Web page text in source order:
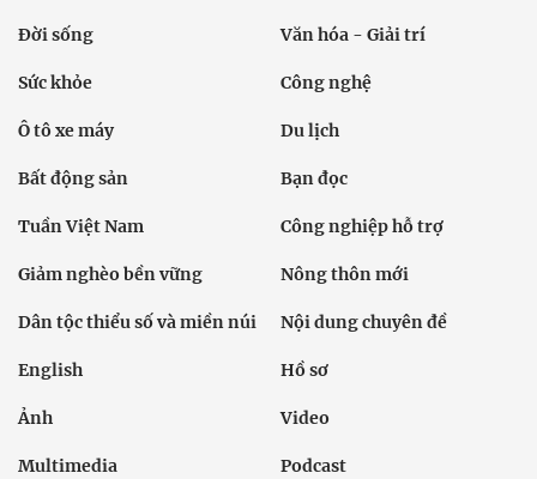
Đời sống Văn hóa - Giải trí
Sức khỏe Công nghệ
Ô tô xe máy Du lịch
Bất động sản Bạn đọc
Tuần Việt Nam Công nghiệp hỗ trợ
Giảm nghèo bền vững Nông thôn mới
Dân tộc thiểu số và miền núi Nội dung chuyên đề
English Hồ sơ
Ảnh Video
Multimedia Podcast